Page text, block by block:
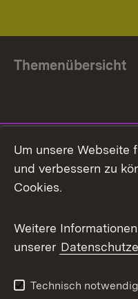
Themenübersicht
Facebook
X / Twitter
Youtube
Um unsere Webseite
und verbessern zu
Cookies.
Weitere
unserer
Technisch